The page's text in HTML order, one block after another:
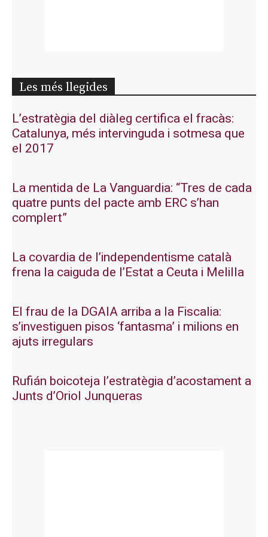
Les més llegides
L’estratègia del diàleg certifica el fracàs:
Catalunya, més intervinguda i sotmesa que
el 2017
La mentida de La Vanguardia: “Tres de cada
quatre punts del pacte amb ERC s’han
complert”
La covardia de l’independentisme català
frena la caiguda de l’Estat a Ceuta i Melilla
El frau de la DGAIA arriba a la Fiscalia:
s’investiguen pisos ‘fantasma’ i milions en
ajuts irregulars
Rufián boicoteja l’estratègia d’acostament a
Junts d’Oriol Junqueras